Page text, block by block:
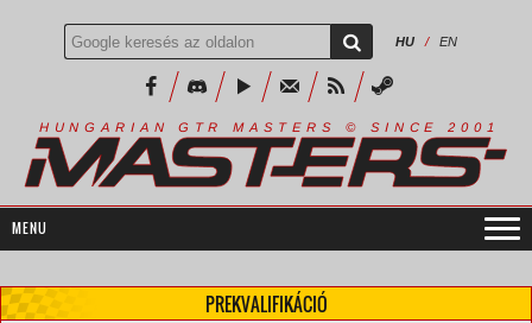
HU / EN
H U N G A R I A N G T R M A S T E R S © S I N C E 2 0 0 1
PREKVALIFIKÁCIÓ